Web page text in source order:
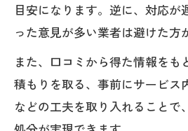
目安になります。逆に、対応が
った意見が多い業者は避けた方
また、口コミから得た情報をも
積もりを取る、事前にサービス
などの工夫を取り入れることで